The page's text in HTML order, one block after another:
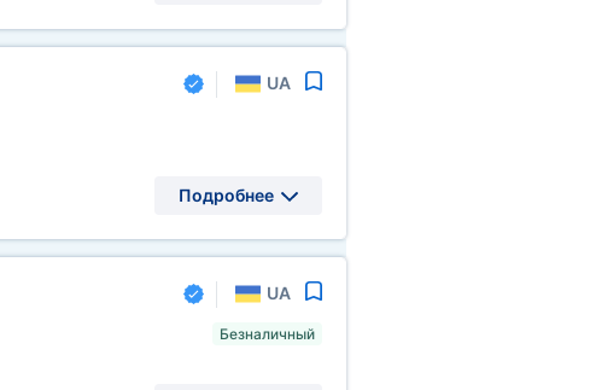
UA
Подробнее
UA
Безналичный